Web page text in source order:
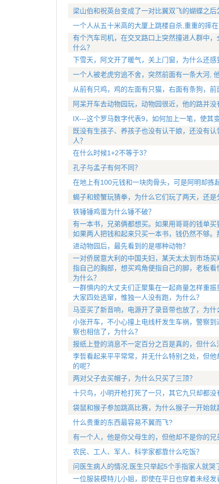
梁山伯和祝英台变成了一对比翼双飞的蝴蝶之后
一个人从五十米高的大厦上跳楼自杀,重重的摔
有个汽车司机，在交叉路口上突然撞进人群中
什么？
下雪天，阿文开了暖气，关上门窗，为什么还感
一个人被老虎穷追不舍，突然前面有一条大河,
从前有只鸡，鸡的左面有只猫，右面有条狗，
阿呆开车去动物园玩，动物园很近，他的路并
IX---这个罗马数字代表9，如何加上一笔，使其
既没有生孩子、养孩子也没有认干娘，还没有
人？
在什么时候1+2不等于3？
孔子与孟子有何不同？
在地上有100元钱和一块肉骨头，可是阿明却拣
蝎子和螃蟹玩猜拳，为什么它们玩了两天，还是
铁锤锤鸡蛋为什么锤不破？
有一本书，兄弟俩都想买。如果用哥哥的钱单
如果两人把钱和起来只买一本书，钱仍然不够
进动物园后，最先看到的是哪种动物？
一对侨居意大利的中国夫妇，某天太太到市场
指自己的胸部，想买鸡角便指自己的脚，老板
为什么？
一群惧内的大丈夫们正聚集在一起商量怎样重
大家四处逃窜，惟独一人没有跑，为什么？
马亚买了新音响，电源开了录音带也放了，为什
小张开车，不小心撞上电线杆发生车祸，警察
察也相信了，为什么？
报纸上登的消息不一定百分之百是真的，但什么
李哲看起来平平常常，并无什么特别之处，但
的呢？
两对父子去买帽子，为什么只买了三顶？
十只鸟，小明开枪打死了一只，其它九只却都没
袋鼠和猴子参加跳高比赛，为什么猴子一开始就
什么贵重的东西最容易不翼而飞?
有一个人，他是你父母生的，但他却不是你的兄
农民、工人、军人、科学家都靠什么吃饭？
问医生病人的情况,医生只举起5个手指家人就哭
一位服装模特儿小姐，即使在平日也穿着未经